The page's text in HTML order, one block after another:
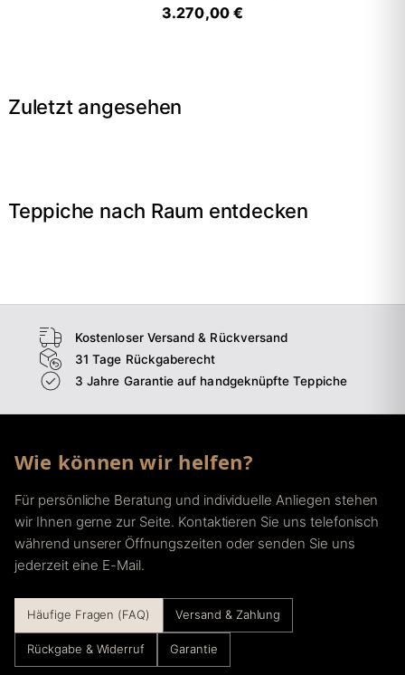
3.270,00 €
Zuletzt angesehen
Teppiche nach Raum entdecken
Wohnzimmer
Kostenloser Versand & Rückversand
31 Tage Rückgaberecht
3 Jahre Garantie auf handgeknüpfte Teppiche
Wie können wir helfen?
Für persönliche Beratung und individuelle Anliegen stehen
wir Ihnen gerne zur Seite. Kontaktieren Sie uns telefonisch
während unserer Öffnungszeiten oder senden Sie uns
jederzeit eine E-Mail.
Häufige Fragen (FAQ) Versand & Zahlung
Rückgabe & Widerruf Garantie